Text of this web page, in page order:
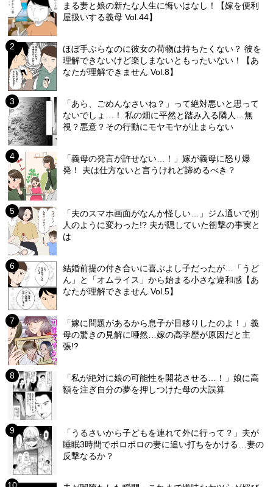
まる妻と娘の新たな人生に悔いはなし！【嫁を便利
屋扱いする義母 Vol.44】
ほぼ手ぶらなのに彼女の荷物は持ちたくない？ 彼を
理解できないけど楽しまないともったいない！【あ
なたが理解できません Vol.8】
「あら、ごめんなさいね？」って絶対悪いと思って
ないでしょ…！ 私の畑に平然と踏み入る隣人…無
視？悪意？その行動にモヤモヤが止まらない
「義母の発言が許せない…！」嫁が義母に怒り爆
発！ 夫は仕方ないと言うけれど諦めるべき？
「夫のスマホ画面がなんか怪しい…」ジム通いで別
人のように変わった!? 夫が隠していた衝撃の事実と
は
結婚前提の付き合いに喜ぶよし子だったが…「うど
ん」と「オムライス」から始まる小さな違和感【あ
なたが理解できません Vol.5】
「嫁に問題があるから息子が目移りしたのよ！」義
母の驚きの見解に唖然…嫁の高学歴が原因だと主
張!?
「私が絶対に娘の可能性を開花させる…！」娘に高
額を注ぎ自分の夢を押しつけた母の大誤算
「うるさいから子どもを連れて外に行って？」夫が
睡眠3時間でボロボロの妻に追い打ちをかける…妻の
反撃なるか？